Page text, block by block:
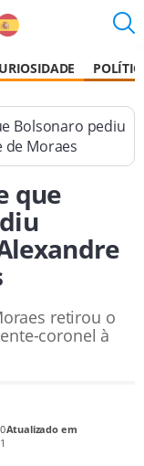
Bolsonaro pediu
Moraes
que
retirou o
coronel à
Atualizado em